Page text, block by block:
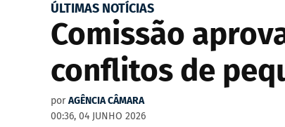
ÚLTIMAS NOTÍCIAS
Comissão
conflitos de
por AGÊNCIA CÂMARA
00:36, 04 JUNHO 2026